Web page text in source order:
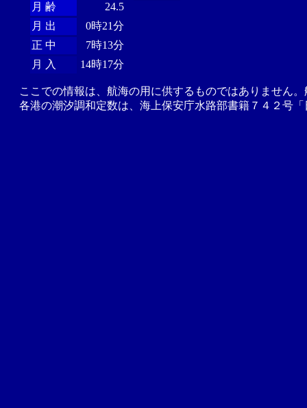
月 齢
24.5
月 出
0時21分
正 中
7時13分
月 入
14時17分
ここでの情報は、航海の用に供するものではありません
各港の潮汐調和定数は、海上保安庁水路部書籍７４２号